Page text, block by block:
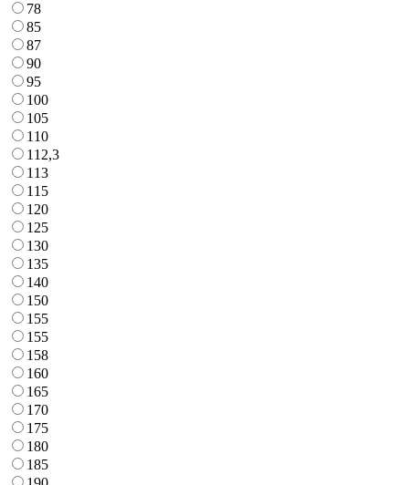
78
85
87
90
95
100
105
110
112,3
113
115
120
125
130
135
140
150
155
155
158
160
165
170
175
180
185